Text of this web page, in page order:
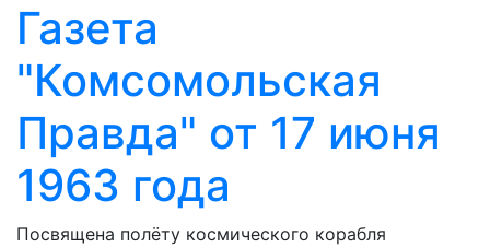
Газета
"Комсомольская
Правда" от 17 июня
1963 года
Посвящена полёту космического корабля